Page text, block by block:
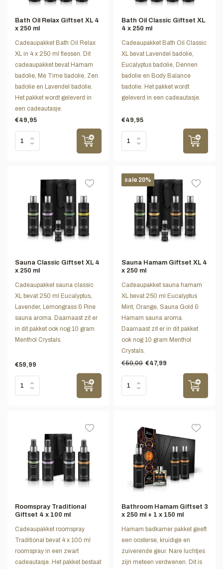
Bath Oil Relax Giftset XL 4
x 250 ml
Cadeaupakket Bath Oil Relax
XL in 4 x 250 ml flessen. Dit
cadeaupakket bevat Hamam
badolie, Me Time badolie, Zen
badolie en Lavendel badolie.
Het pakket wordt geleverd in
een cadeautasje.
€49,95
Bath Oil Classic Giftset XL
4 x 250 ml
Cadeaupakket Bath Oil Classic
XL bevat Lavendel badolie,
Eucalyptus badolie, Dennen
badolie en Body Balance
badolie. Het pakket wordt
geleverd in een cadeautasje.
€49,95
Sauna Classic Giftset XL 4
x 250 ml
Cadeaupakket sauna classic
XL bevat 250 ml Eucalyptus,
Lavender, Lemongrass & Pine
sauna aroma. Daarnaast zit er
in dit pakket ook nog 10 gram
Menthol Crystals.
€59,99
sale 20%
Sauna Hamam Giftset XL 4
x 250 ml
Cadeaupakket sauna hamam
XL bevat 250 ml Eucalyptus
Mint, Orange, Sauna Gold &
Hamam sauna aroma.
Daarnaast zit er in dit pakket
ook nog 10 gram Menthol
Crystals.
€59,99 €47,99
Roomspray Traditional
Giftset 4 x 100 ml
Cadeaupakket roomspray
Traditional bevat 4 x 100 ml
roomspray in een zwart
cadeautasje. Het pakket bestaat
Bathroom Hamam Giftset 3
x 250 ml + 1 x 150 ml
Hamam badkamer pakket geeft
een oosterse, kruidige en
zuiverende geur. Nare luchtjes
zijn meteen verdwenen. Dit is